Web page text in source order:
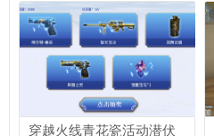
穿越火线青花瓷活动潜伏